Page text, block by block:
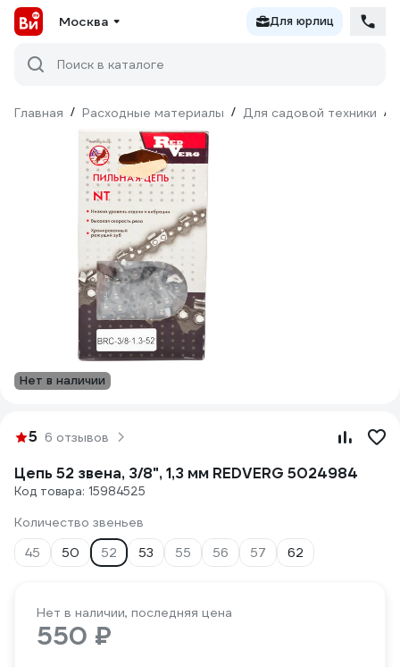
Москва Для юрлиц
Поиск в каталоге
Главная / Расходные материалы / Для садовой техники /
Нет в наличии
5 6 отзывов
Цепь 52 звена, 3/8", 1,3 мм REDVERG 5024984
Код товара: 15984525
Количество звеньев
45
50 52 53 55 56 57 62
Нет в наличии, последняя цена
550 ₽